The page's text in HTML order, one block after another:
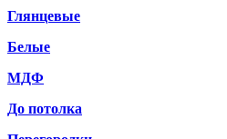
Глянцевые
Белые
МДФ
До потолка